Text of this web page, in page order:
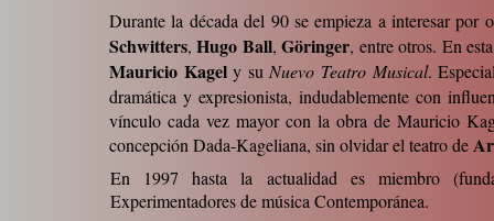
Durante la década del 90 se empieza a interesar por
Schwitters,Hugo Ball,Göringer, entre otros. En
Mauricio Kagely su Nuevo Teatro Musical.
dramática y expresionista, indudablemente con
vínculo cada vez mayor con la obra de Mauricio
concepción Dada-Kageliana, sin olvidar el teatro de
En 1997 hasta la actualidad es miembro
Experimentadores de música Contemporánea.